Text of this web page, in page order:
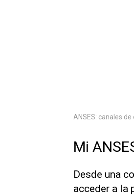
ANSES: canales de
Mi
Desde una
acceder a la